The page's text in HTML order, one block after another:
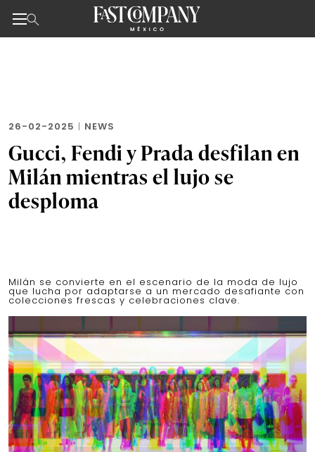
26-02-2025 | NEWS
Gucci, Fendi y Prada desfilan en
Milán mientras el lujo se
desploma
Milán se convierte en el escenario de la moda de lujo
que lucha por adaptarse a un mercado desafiante con
colecciones frescas y celebraciones clave.